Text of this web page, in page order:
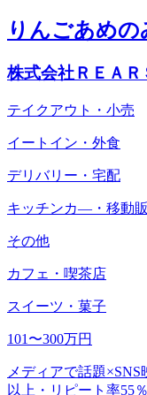
りんごあめ
株式会社ＲＥＡＲ
テイクアウト・小売
イートイン・外食
デリバリー・宅配
キッチンカ―・移動
その他
カフェ・喫茶店
スイーツ・菓子
101〜300万円
メディアで話題
以上・リピート率55